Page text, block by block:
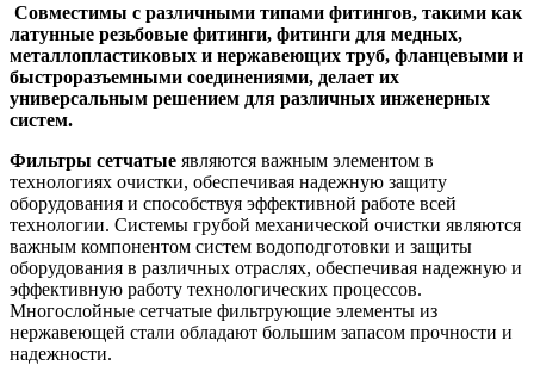
Совместимы с различными типами фитингов, такими как
латунные резьбовые фитинги, фитинги для медных,
металлопластиковых и нержавеющих труб, фланцевыми и
быстроразъемными соединениями, делает их
универсальным решением для различных инженерных
систем.
Фильтры сетчатые являются важным элементом в
технологиях очистки, обеспечивая надежную защиту
оборудования и способствуя эффективной работе всей
технологии. Системы грубой механической очистки являются
важным компонентом систем водоподготовки и защиты
оборудования в различных отраслях, обеспечивая надежную и
эффективную работу технологических процессов.
Многослойные сетчатые фильтрующие элементы из
нержавеющей стали обладают большим запасом прочности и
надежности.